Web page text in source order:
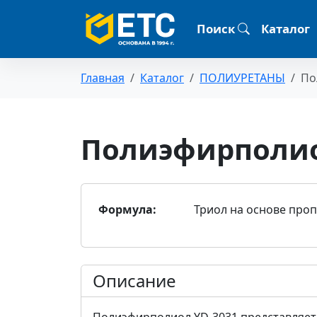
Поиск Каталог
Главная Каталог ПОЛИУРЕТАНЫ
Формула: Триол на основе
Описание